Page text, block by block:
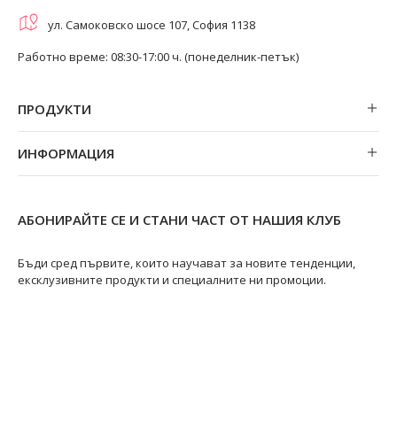
ул. Самоковско шосе 107, София 1138
Работно време: 08:30-17:00 ч. (понеделник-петък)
ПРОДУКТИ
Гривни
ИНФОРМАЦИЯ
Магазини
Ремонт на бижута
Видове перли
АБОНИРАЙТЕ СЕ И СТАНИ ЧАСТ ОТ НАШИЯ КЛУБ
Бъди сред първите, които научават за новите тенденции,
ексклузивните продукти и специалните ни промоции.